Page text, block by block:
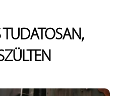
TUDATOSAN,